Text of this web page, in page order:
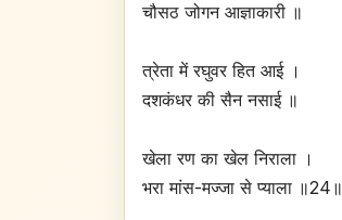
चौसठ जोगन आज्ञाकारी ॥
त्रेता में रघुवर हित आई ।
दशकंधर की सैन नसाई ॥
खेला रण का खेल निराला ।
भरा मांस-मज्जा से प्याला ॥24॥